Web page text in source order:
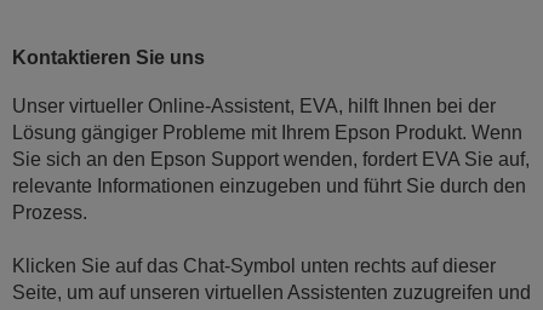
Kontaktieren Sie uns
Unser virtueller Online-Assistent, EVA, hilft Ihnen bei der
Lösung gängiger Probleme mit Ihrem Epson Produkt. Wenn
Sie sich an den Epson Support wenden, fordert EVA Sie auf,
relevante Informationen einzugeben und führt Sie durch den
Prozess.
Klicken Sie auf das Chat-Symbol unten rechts auf dieser
Seite, um auf unseren virtuellen Assistenten zuzugreifen und